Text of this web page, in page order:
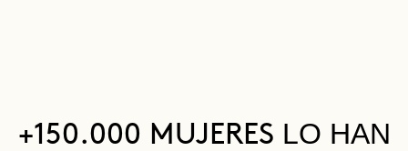
+150.000 MUJERES LO HAN